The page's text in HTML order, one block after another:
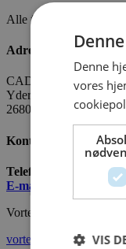
Alle fakta om CADO er
Adresse
CADO AQUA
Yderholmvej 35
2680 Solrød
Kontakt os
Telefon:
+45 7022
E-mail
info@cado.dk
Vortex International
vortex-intl.com
Denne
vores
VIS